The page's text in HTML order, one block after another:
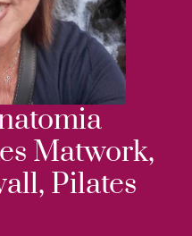
Matwork,
Pilates